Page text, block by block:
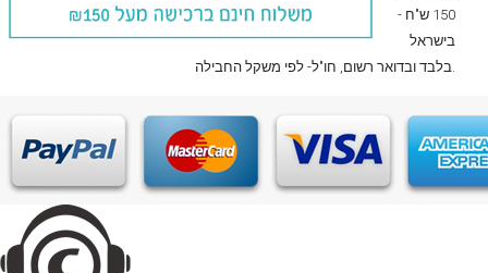
150 ש"ח -
בישראל
בלבדובדואר רשום , חו"ל- לפי משקל החבילה.